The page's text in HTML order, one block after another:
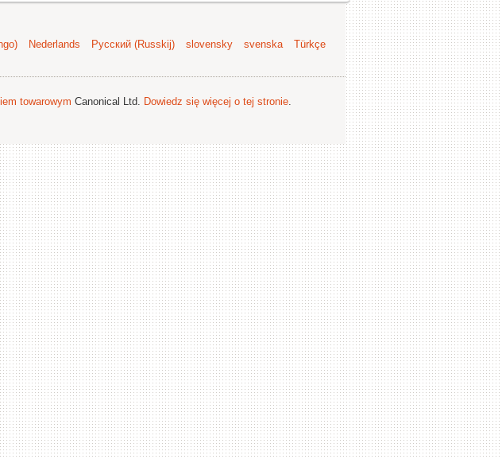
Nederlands Русский (Russkij) slovensky svenska
Türkçe
towarowym Canonical Ltd. Dowiedz się więcej o tej stronie.